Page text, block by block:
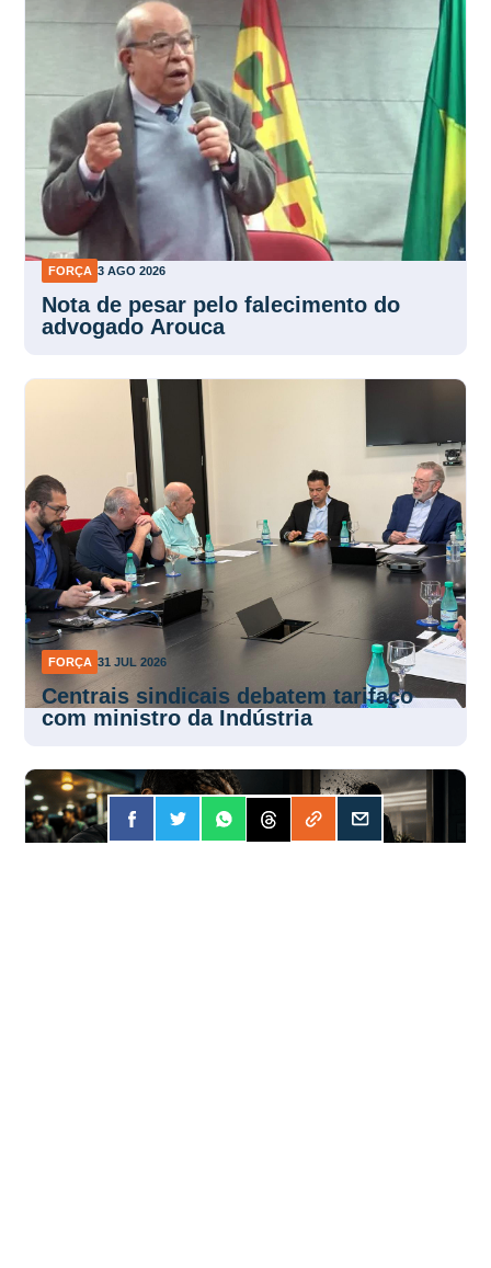
FORÇA 3 AGO 2026
Nota de pesar pelo falecimento do
advogado Arouca
FORÇA 31 JUL 2026
Centrais sindicais debatem tarifaço
com ministro da Indústria